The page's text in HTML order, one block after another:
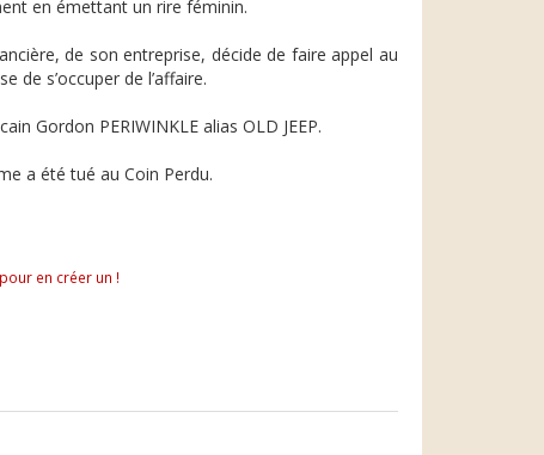
en émettant un rire féminin.
de son entreprise, décide de faire appel au
de s’occuper de l’affaire.
Gordon PERIWINKLE alias OLD JEEP.
a été tué au Coin Perdu.
en créer un !